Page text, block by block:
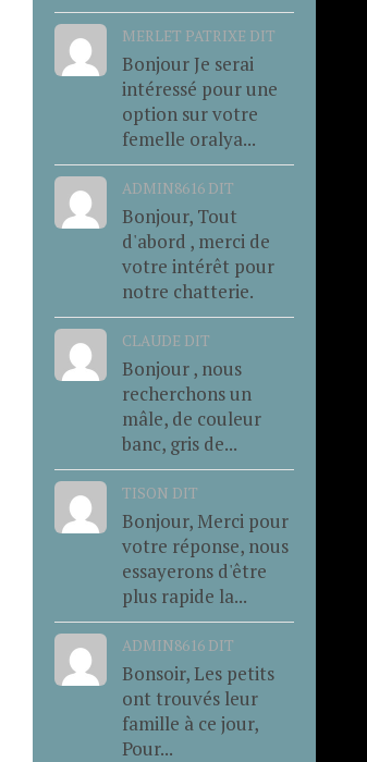
MERLET PATRIXE DIT
Bonjour Je serai
intéressé pour une
option sur votre
femelle oralya...
ADMIN8616 DIT
Bonjour, Tout
d'abord , merci de
votre intérêt pour
notre chatterie.
CLAUDE DIT
Bonjour , nous
recherchons un
mâle, de couleur
banc, gris de...
TISON DIT
Bonjour, Merci pour
votre réponse, nous
essayerons d'être
plus rapide la...
ADMIN8616 DIT
Bonsoir, Les petits
ont trouvés leur
famille à ce jour,
Pour...